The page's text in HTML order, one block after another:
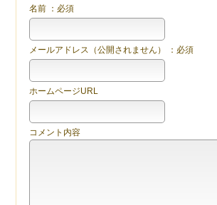
名前 ：必須
メールアドレス（公開されません） ：必須
ホームページURL
コメント内容